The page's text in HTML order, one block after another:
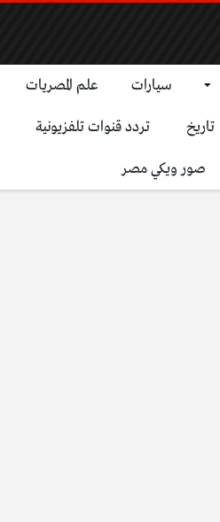
سيارات علم المصريات
تاريخ تردد قنوات تلفزيونية
صور ويكي مصر